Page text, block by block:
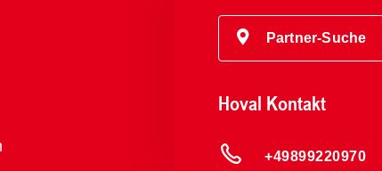
Partner-Suche
Hoval Kontakt
+49899220970